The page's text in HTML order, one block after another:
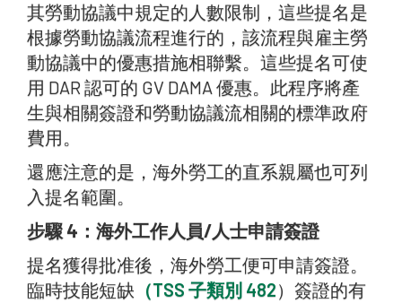
其勞動協議中規定的人數限制，這些提名是
根據勞動協議流程進行的，該流程與雇主勞
動協議中的優惠措施相聯繫。這些提名可使
用 DAR 認可的 GV DAMA 優惠。此程序將產
生與相關簽證和勞動協議流相關的標準政府
費用。
還應注意的是，海外勞工的直系親屬也可列
入提名範圍。
步驟 4：海外工作人員/人士申請簽證
提名獲得批准後，海外勞工便可申請簽證。
臨時技能短缺 （TSS 子類別 482）簽證的有